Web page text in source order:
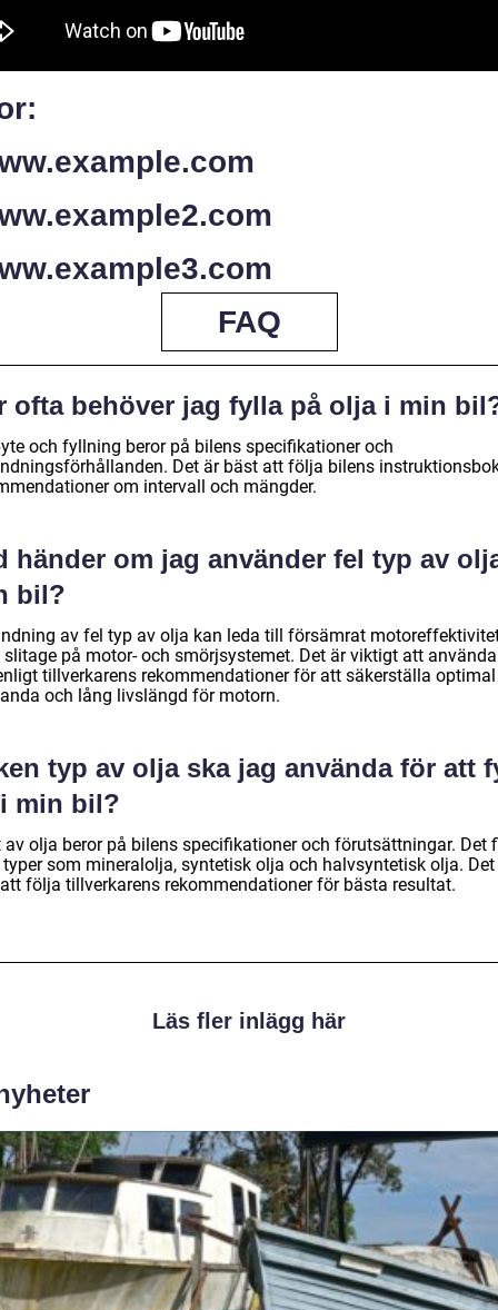
FAQ
ofta behöver jag fylla på olja i min
och fyllning beror på bilens specifikationer och
Det är bäst att följa bilens
om intervall och mängder.
händer om jag använder fel typ av
bil?
av fel typ av olja kan leda till försämrat
slitage på motor- och smörjsystemet. Det är viktigt att
tillverkarens rekommendationer för att säkerställa optimal
och lång livslängd för motorn.
typ av olja ska jag använda för att
min bil?
av olja beror på bilens specifikationer och förutsättningar. Det
som mineralolja, syntetisk olja och halvsyntetisk olja. Det
följa tillverkarens rekommendationer för bästa resultat.
Läs fler inlägg här